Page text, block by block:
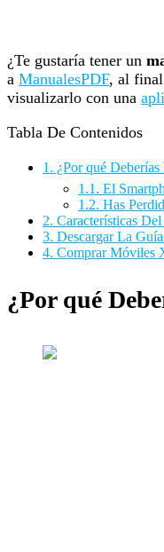
¿Te gustaría tener un
a ManualesPDF, al final
visualizarlo con una
Tabla De Contenidos
1. ¿Por qué
1.1. El
1.2. Has
2. Características
3. Descargar La
4. Comprar Móviles
¿Por qué